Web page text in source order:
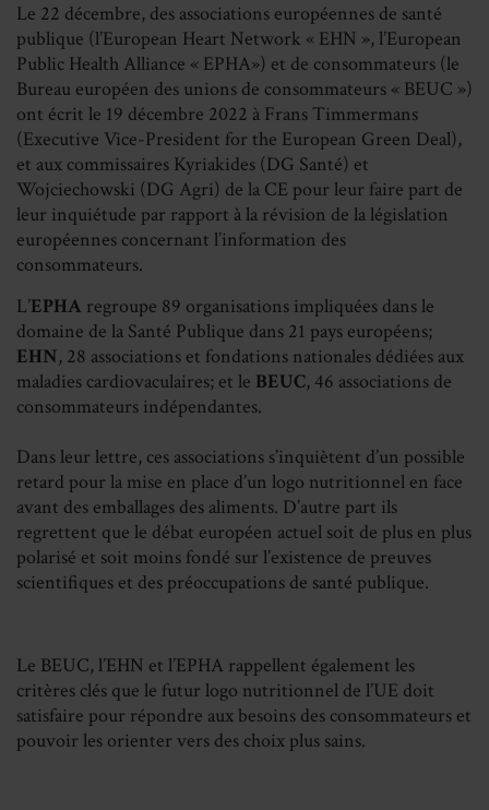
Le 22 décembre, des associations européennes de santé
publique (l’European Heart Network « EHN », l’European
Public Health Alliance « EPHA») et de consommateurs (le
Bureau européen des unions de consommateurs « BEUC »)
ont écrit le 19 décembre 2022 à Frans Timmermans
(Executive Vice-President for the European Green Deal),
et aux commissaires Kyriakides (DG Santé) et
Wojciechowski (DG Agri) de la CE pour leur faire part de
leur inquiétude par rapport à la révision de la législation
européennes concernant l’information des
consommateurs.
L’EPHA regroupe 89 organisations impliquées dans le
domaine de la Santé Publique dans 21 pays européens;
EHN, 28 associations et fondations nationales dédiées aux
maladies cardiovaculaires; et le BEUC, 46 associations de
consommateurs indépendantes.
Dans leur lettre, ces associations s’inquiètent d’un possible
retard pour la mise en place d’un logo nutritionnel en face
avant des emballages des aliments. D’autre part ils
regrettent que le débat européen actuel soit de plus en plus
polarisé et soit moins fondé sur l’existence de preuves
scientifiques et des préoccupations de santé publique.
Le BEUC, l’EHN et l’EPHA rappellent également les
critères clés que le futur logo nutritionnel de l’UE doit
satisfaire pour répondre aux besoins des consommateurs et
pouvoir les orienter vers des choix plus sains.